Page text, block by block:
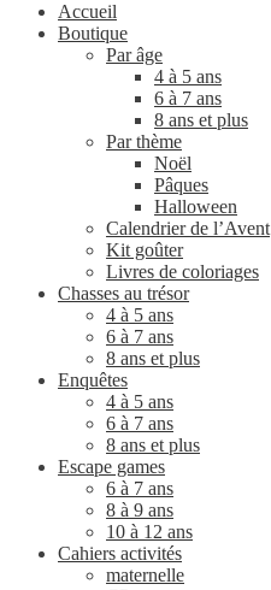
Accueil
Boutique
Par âge
4 à 5 ans
6 à 7 ans
8 ans et plus
Par thème
Noël
Pâques
Halloween
Calendrier de l’Avent
Kit goûter
Livres de coloriages
Chasses au trésor
4 à 5 ans
6 à 7 ans
8 ans et plus
Enquêtes
4 à 5 ans
6 à 7 ans
8 ans et plus
Escape games
6 à 7 ans
8 à 9 ans
10 à 12 ans
Cahiers activités
maternelle